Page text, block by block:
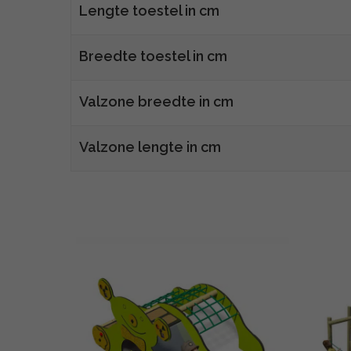
Lengte toestel in cm
Breedte toestel in cm
Valzone breedte in cm
Valzone lengte in cm